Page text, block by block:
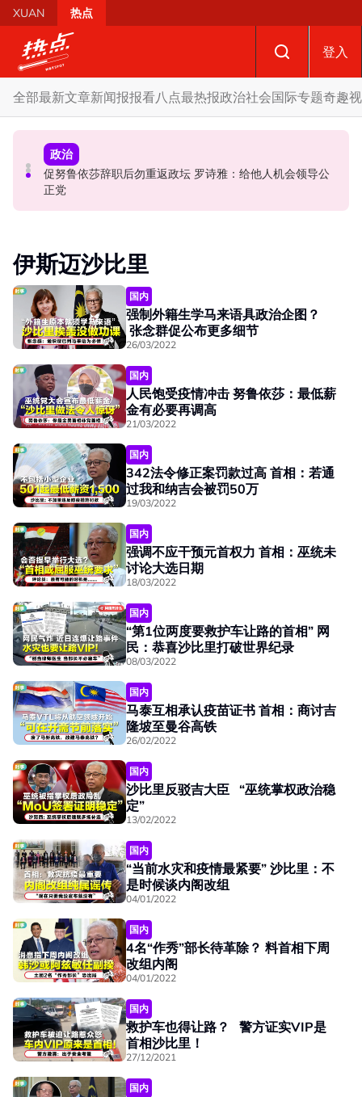
Skip to main content
XUAN 热点
登入
全部最新文章新闻报报看八点最热报政治社会国际专题奇趣
国际
泰校园枪击案酿8师生亡 枪手疑遭长期遭霸凌成导火索
政治
炮轰哈迪不了解章程 阿兹敏：国盟无“自动退盟”规定
政治
促努鲁依莎辞职后勿重返政坛 罗诗雅：给他人机会领导公
正党
伊斯迈沙比里
国内
强制外籍生学马来语具政治企图？
张念群促公布更多细节
26/03/2022
国内
人民饱受疫情冲击 努鲁依莎：最低薪
金有必要再调高
21/03/2022
国内
342法令修正案罚款过高 首相：若通
过我和纳吉会被罚50万
19/03/2022
国内
强调不应干预元首权力 首相：巫统未
讨论大选日期
18/03/2022
国内
“第1位两度要救护车让路的首相” 网
民：恭喜沙比里打破世界纪录
08/03/2022
国内
马泰互相承认疫苗证书 首相：商讨吉
隆坡至曼谷高铁
26/02/2022
国内
沙比里反驳吉大臣 “巫统掌权政治稳
定”
13/02/2022
国内
“当前水灾和疫情最紧要” 沙比里：不
是时候谈内阁改组
04/01/2022
国内
4名“作秀”部长待革除？ 料首相下周
改组内阁
04/01/2022
国内
救护车也得让路？ 警方证实VIP是
首相沙比里！
27/12/2021
国内